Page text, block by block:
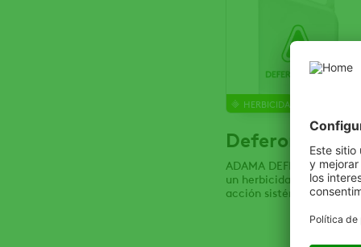
HERBICIDA
Deferon Hexil
ADAMA DEFERON HEXIL
un herbicida selectivo de
acción sistémica.